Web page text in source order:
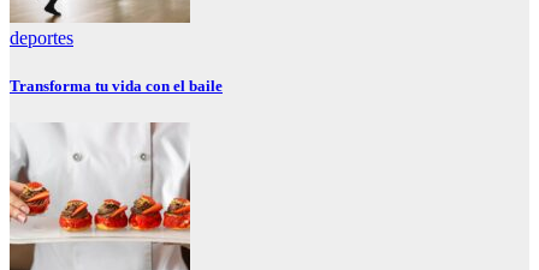
deportes
Transforma tu vida con el baile